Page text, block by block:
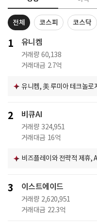
전체 코스피 코스닥
1 유니켐
거래량 60,138
거래대금 2.7억
유니켐, 美 루미아 테크놀
2 비큐AI
거래량 324,951
거래대금 16억
비즈플레이와 전략적 제휴,
3 이스트에이드
거래량 2,620,951
거래대금 22.3억